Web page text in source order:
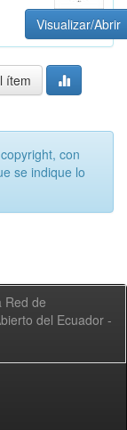
Visualizar/Abrir
ítem
con
se indique lo
Red de
del Ecuador -